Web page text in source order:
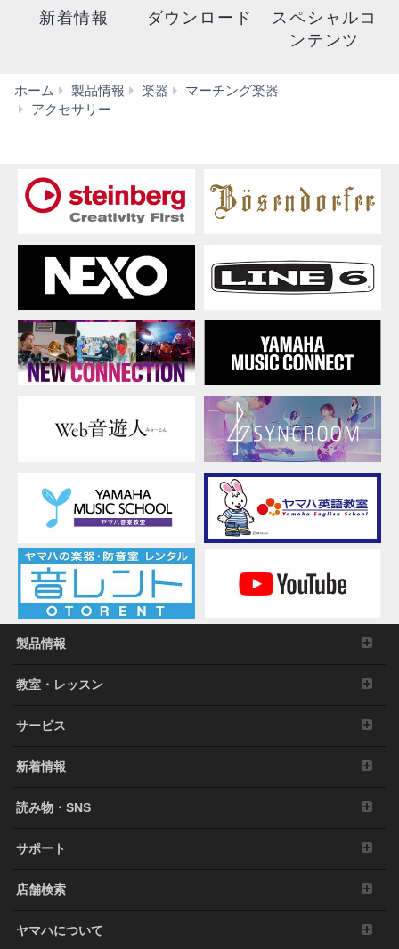
新着情報 ダウンロード
スペシャルコ
ンテンツ
ホーム 製品情報 楽器
マーチング楽器
アクセサリー
製品情報
教室・レッスン
サービス
新着情報
読み物・SNS
サポート
店舗検索
ヤマハについて